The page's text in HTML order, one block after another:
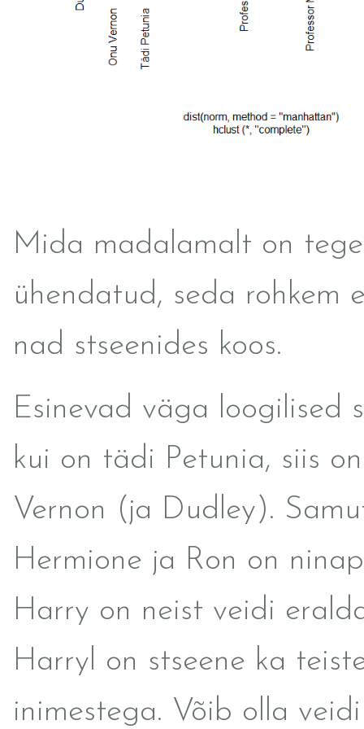
Mida madalamalt on
ühendatud, seda rohkem
nad stseenides koos.
Esinevad väga loogilised
kui on tädi Petunia, siis
Vernon (ja Dudley).
Hermione ja Ron on
Harry on neist veidi
Harryl on stseene ka
inimestega. Võib olla